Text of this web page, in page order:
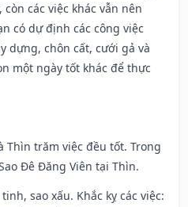
các việc khác vẫn nên
có dự định các công việc
dựng, chôn cất, cưới gả và
một ngày tốt khác để thực
Thìn trăm việc đều tốt. Trong
Đê Đăng Viên tại Thìn.
sao xấu. Khắc kỵ các việc: